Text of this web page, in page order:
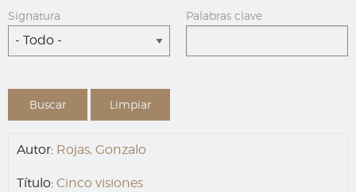
Signatura
- Todo -
Palabras clave
Autor: Rojas, Gonzalo
Título: Cinco visiones